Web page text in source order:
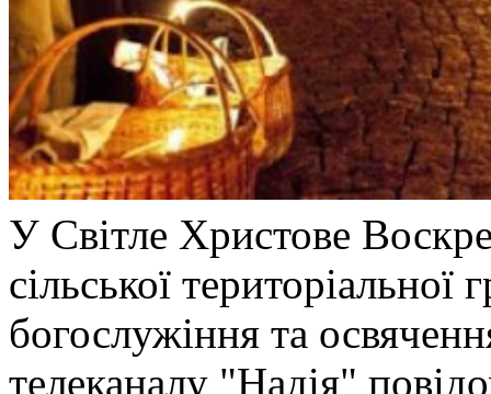
У Світле Христове
сільської територіальної
богослужіння та
телеканалу "Надія"